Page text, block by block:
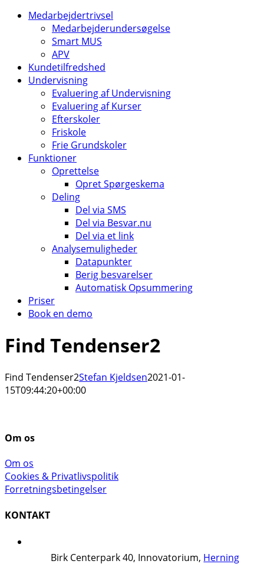
Medarbejdertrivsel
Medarbejderundersøgelse
Smart MUS
APV
Kundetilfredshed
Undervisning
Evaluering af Undervisning
Evaluering af Kurser
Efterskoler
Friskole
Frie Grundskoler
Funktioner
Oprettelse
Opret Spørgeskema
Deling
Del via SMS
Del via Besvar.nu
Del via et link
Analysemuligheder
Datapunkter
Berig besvarelser
Automatisk Opsummering
Priser
Book en demo
Find Tendenser2
Find Tendenser2Stefan Kjeldsen2021-01-
15T09:44:20+00:00
Om os
Om os
Cookies & Privatlivspolitik
Forretningsbetingelser
KONTAKT
Birk Centerpark 40, Innovatorium, Herning